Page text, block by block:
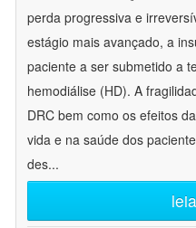
perda progressiva e
estágio mais avançado, a
paciente a ser submetido a
hemodiálise (HD). A
DRC bem como os efeitos
vida e na saúde dos
des...